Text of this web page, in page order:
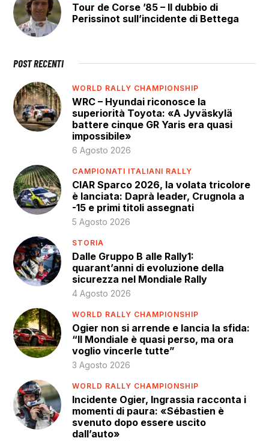
Tour de Corse ’85 – Il dubbio di
Perissinot sull’incidente di Bettega
POST RECENTI
WORLD RALLY CHAMPIONSHIP
WRC – Hyundai riconosce la
superiorità Toyota: «A Jyväskylä
battere cinque GR Yaris era quasi
impossibile»
6 Agosto 2026
CAMPIONATI ITALIANI RALLY
CIAR Sparco 2026, la volata tricolore
è lanciata: Daprà leader, Crugnola a
-15 e primi titoli assegnati
5 Agosto 2026
STORIA
Dalle Gruppo B alle Rally1:
quarant’anni di evoluzione della
sicurezza nel Mondiale Rally
4 Agosto 2026
WORLD RALLY CHAMPIONSHIP
Ogier non si arrende e lancia la sfida:
“Il Mondiale è quasi perso, ma ora
voglio vincerle tutte”
3 Agosto 2026
WORLD RALLY CHAMPIONSHIP
Incidente Ogier, Ingrassia racconta i
momenti di paura: «Sébastien è
svenuto dopo essere uscito
dall’auto»